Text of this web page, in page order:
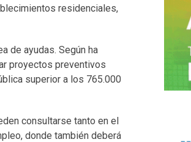
residenciales,
de ayudas. Según ha
proyectos preventivos
superior a los 765.000
consultarse tanto en el
donde también deberá